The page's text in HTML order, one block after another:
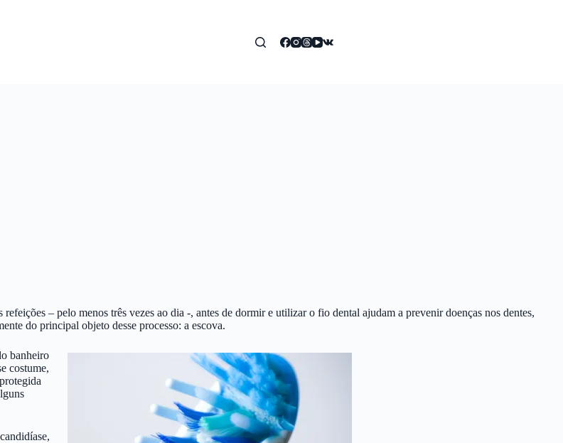
– pelo menos três vezes ao dia -, antes de dormir e utilizar o fio dental ajudam a prevenir doenças nos dentes,
do principal objeto desse processo: a escova.
banheiro
costume,